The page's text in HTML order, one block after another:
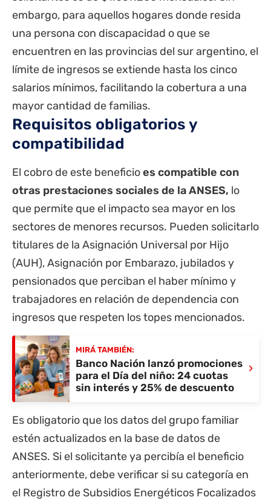
embargo, para aquellos hogares donde resida
una persona con discapacidad o que se
encuentren en las provincias del sur argentino, el
límite de ingresos se extiende hasta los cinco
salarios mínimos, facilitando la cobertura a una
mayor cantidad de familias.
Requisitos obligatorios y
compatibilidad
El cobro de este beneficioes compatible con
otras prestaciones sociales de la ANSES, lo
que permite que el impacto sea mayor en los
sectores de menores recursos. Pueden solicitarlo
titulares de la Asignación Universal por Hijo
(AUH), Asignación por Embarazo, jubiladosy
pensionados que perciban el haber mínimo y
trabajadores en relación de dependencia con
ingresos que respeten los topes mencionados.
MIRÁ TAMBIÉN:
Banco Nación lanzó promociones
para el Día del niño: 24 cuotas
sin interés y 25% de descuento
›
Es obligatorio que los datos del grupo familiar
estén actualizados en la base de datos de
ANSES. Si el solicitante ya percibía el beneficio
anteriormente, debe verificar si su categoría en
el Registro de Subsidios Energéticos Focalizados